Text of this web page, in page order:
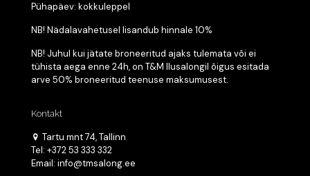
Pühapäev: kokkuleppel
NB! Nädalavahetusel lisandub hinnale 10%
NB! Juhul kui jätate broneeritud ajaks tulemata või ei
tühista aega enne 24h, on T&M Ilusalongil õigus esitada
arve 50% broneeritud teenuse maksumusest.
Kontakt
Tartu mnt 74, Tallinn
Tel: +372 53 333 332
Email: info@tmsalong.ee